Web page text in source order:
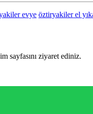
evye öztiryakiler el
sayfasını ziyaret ediniz.